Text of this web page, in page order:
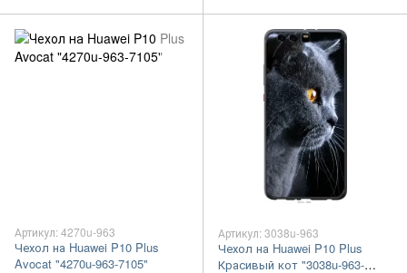
Артикул: 4270u-963
Чехол на Huawei P10 Plus
Avocat "4270u-963-7105"
Артикул: 3038u-963
Чехол на Huawei P10 Plus
Красивый кот "3038u-963-